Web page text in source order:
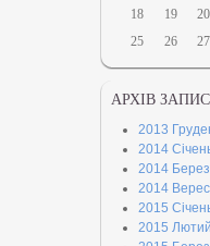
18
19 20
25
26 27
АРХІВ
2013
2014
2014
2014
2015
2015 Лютий